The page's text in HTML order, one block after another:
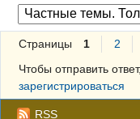
Правила
Поиск
Регистрация
Вход
Страницы 1 2
Чтобы отправить
зарегистрироваться
RSS